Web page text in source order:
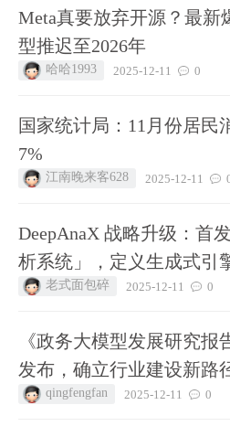
Meta真要放弃开源？最新
型推迟至2026年
哈哈1993 2025-12-11 0
国家统计局：11月份居民
7%
江南晚来客628 2025-12-11
DeepAnaX 战略升级：首
析系统」，定义生成式引
老式面包碎 2025-12-11 0
《政务大模型发展研究报
发布，确立行业建设新路
qingfengfan 2025-12-11 0